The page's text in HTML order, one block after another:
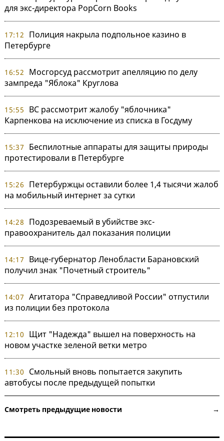
для экс-директора PopCorn Books
17:12
Полиция накрыла подпольное казино в
Петербурге
16:52
Мосгорсуд рассмотрит апелляцию по делу
зампреда "Яблока" Круглова
15:55
ВС рассмотрит жалобу "яблочника"
Карпенкова на исключение из списка в Госдуму
15:37
Беспилотные аппараты для защиты природы
протестировали в Петербурге
15:26
Петербуржцы оставили более 1,4 тысячи жалоб
на мобильный интернет за сутки
14:28
Подозреваемый в убийстве экс-
правоохранитель дал показания полиции
14:17
Вице-губернатор Ленобласти Барановский
получил знак "Почетный строитель"
14:07 Агитатора "Справедливой России" отпустили
из полиции без протокола
12:10
Щит "Надежда" вышел на поверхность на
новом участке зеленой ветки метро
11:30
Смольный вновь попытается закупить
автобусы после предыдущей попытки
Смотреть предыдущие новости →